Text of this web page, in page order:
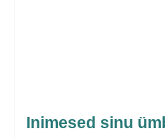
Inimesed sinu